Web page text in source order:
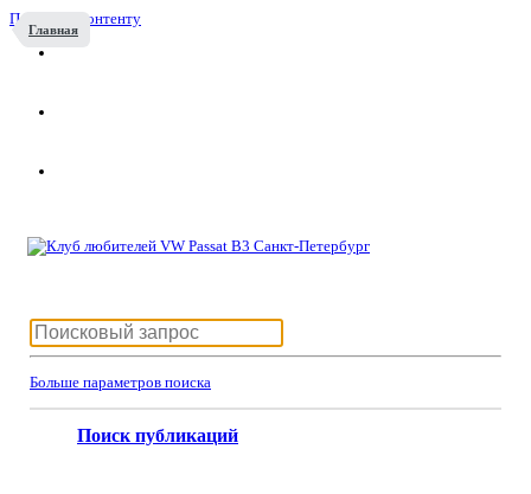
Перейти к контенту
Главная
Больше параметров поиска
Поиск публикаций